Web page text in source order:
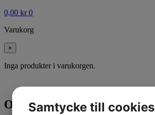
0,00 kr 0
Varukorg
×
Inga produkter i varukorgen.
OIL SEAL AFTERMARKET
Samtycke till cookies